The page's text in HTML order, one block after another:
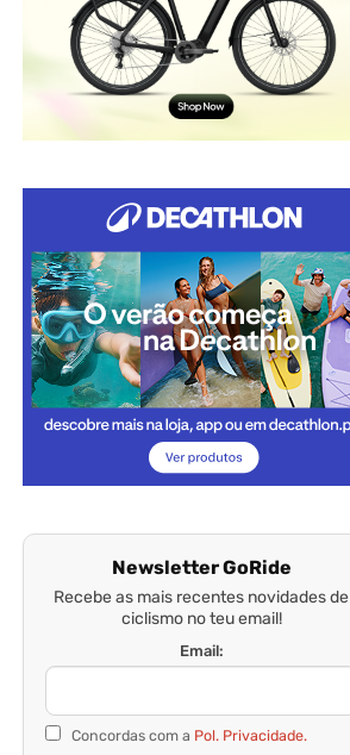
Newsletter GoRide
Recebe as mais recentes novidades de
ciclismo no teu email!
Email:
Concordas com a Pol. Privacidade.